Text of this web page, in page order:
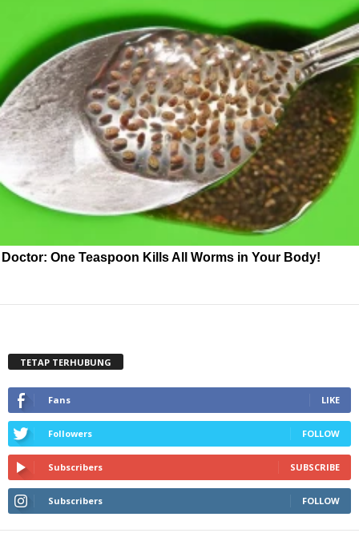
Doctor: One Teaspoon Kills All Worms in Your Body!
TETAP TERHUBUNG
Fans LIKE
Followers FOLLOW
Subscribers SUBSCRIBE
Subscribers FOLLOW